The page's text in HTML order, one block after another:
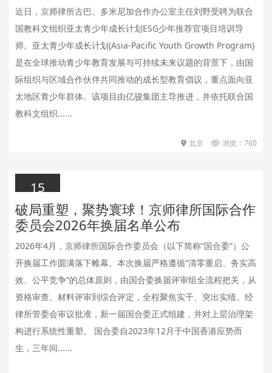
近日，京师律所古巴、多米尼加合作办公室主任刘野受聘为联合
国教科文组织亚太青少年成长计划ESG少年推荐官项目培训导
师。亚太青少年成长计划(Asia-Pacific Youth Growth Program)
是在全球推动青少年教育发展与可持续未来议题的背景下，由国
际组织与区域合作伙伴共同推动的成长型教育倡议，重点面向亚
太地区青少年群体。该项目由亿骏集团主导推进，并依托联合国
教科文组织......
北京 浏览：760
15
2026.05.15
破局重塑，聚势寰球！京师律所国际合作
委员会2026年换届名单公布
2026年4月，京师律所国际合作委员会（以下简称“国合委”）公
开换届工作圆满落下帷幕。本次换届严格遵循“清零重启、务实高
效、公平竞争”的总体原则，由国合委换届评审组全流程把关，从
资格审查、材料评审到综合评定，全程聚焦实干、突出实绩。经
律所管委会审议批准，新一届国合委正式组建，并对上层治理架
构进行系统性重塑。 国合委自2023年12月于中国香港应势而
生，三年间......